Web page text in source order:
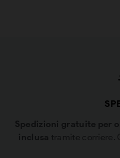
Spedizioni gratuite per
inclusa tramite corriere.